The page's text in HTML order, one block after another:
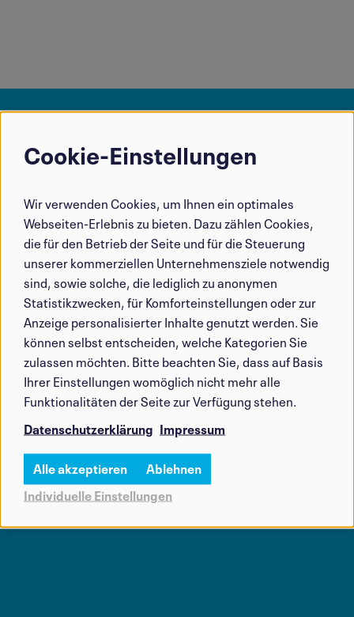
Verwendung
personenbezogenen
Daten
und
Cookies
Cookie-Einstellungen
Wir verwenden Cookies, um Ihnen ein optimales
Webseiten-Erlebnis zu bieten. Dazu zählen Cookies,
die für den Betrieb der Seite und für die Steuerung
unserer kommerziellen Unternehmensziele notwendig
sind, sowie solche, die lediglich zu anonymen
Statistikzwecken, für Komforteinstellungen oder zur
Anzeige personalisierter Inhalte genutzt werden. Sie
können selbst entscheiden, welche Kategorien Sie
zulassen möchten. Bitte beachten Sie, dass auf Basis
Ihrer Einstellungen womöglich nicht mehr alle
Funktionalitäten der Seite zur Verfügung stehen.
Datenschutzerklärung Impressum
Individuelle Einstellungen
Ablehnen
Alle akzeptieren